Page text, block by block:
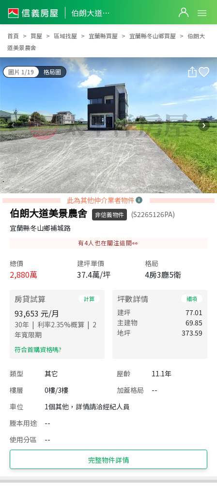
伯朗大道美景農舍
伯朗大道美景農舍
首頁 買屋 區域找屋 宜蘭縣買屋 宜蘭縣冬山鄉買屋
伯朗大
道美景農舍
圖片 1/19 格局圖
此為其他仲介業者物件
伯朗大道美景農舍 非信義物件
(S2265126PA)
宜蘭縣冬山鄉補城路
有4人也在關注這間👀
總價
2,880萬
建坪單價
37.4萬/坪
格局
4房3廳5衛
房貸試算 計算
93,653 元/月
30年 | 利率2.35%概算 | 2
年寬限期
​符合首購資格嗎?
坪數詳情 細項
建坪
77.01
主建物
69.85
地坪
373.59
類型 其它 屋齡
11.1年
樓層
0樓/3樓 加蓋格局
--
車位
1個其他，詳情請洽經紀人員
謄本用途
--
使用分區
--
完整物件詳情